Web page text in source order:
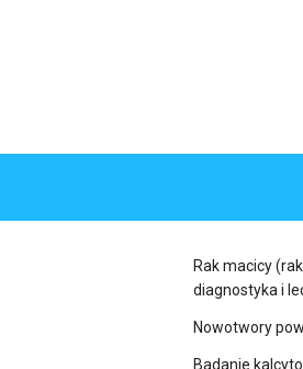
Rak macicy
diagnostyka i
Nowotwory
Badanie